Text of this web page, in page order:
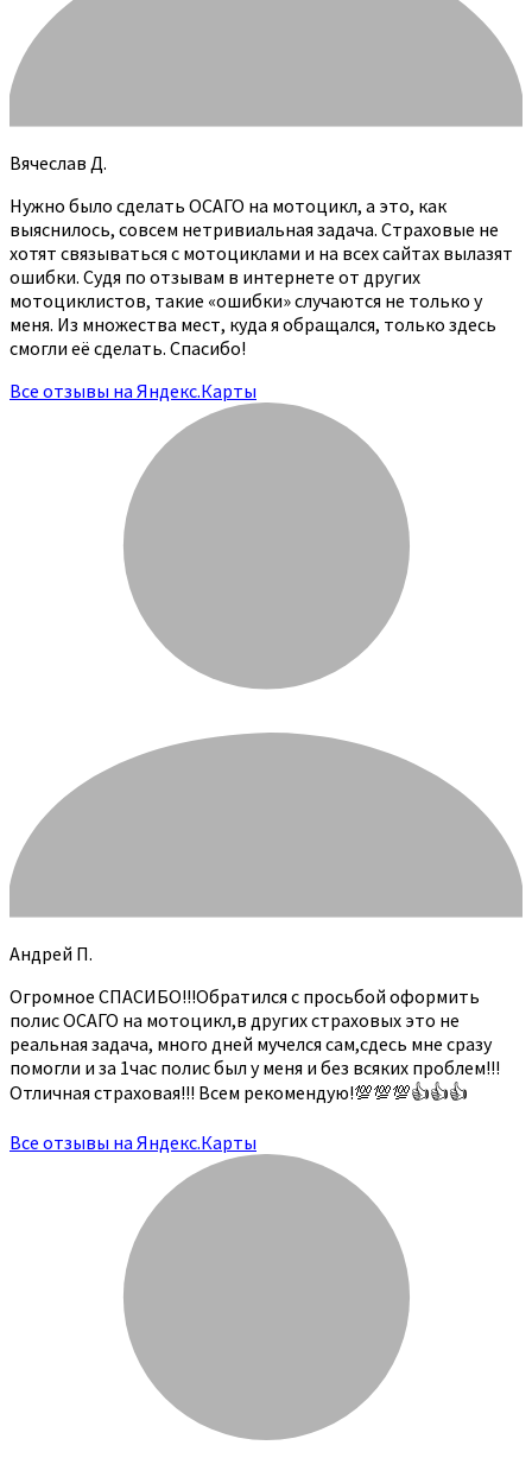
Вячеслав Д.
Нужно было сделать ОСАГО на мотоцикл, а это, как
выяснилось, совсем нетривиальная задача. Страховые не
хотят связываться с мотоциклами и на всех сайтах вылазят
ошибки. Судя по отзывам в интернете от других
мотоциклистов, такие «ошибки» случаются не только у
меня. Из множества мест, куда я обращался, только здесь
смогли её сделать. Спасибо!
Все отзывы на Яндекс.Карты
Андрей П.
Огромное СПАСИБО!!!Обратился с просьбой оформить
полис ОСАГО на мотоцикл,в других страховых это не
реальная задача, много дней мучелся сам,сдесь мне сразу
помогли и за 1час полис был у меня и без всяких проблем!!!
Отличная страховая!!! Всем рекомендую!💯💯💯👍👍👍
Все отзывы на Яндекс.Карты